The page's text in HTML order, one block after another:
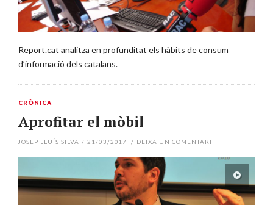
Report.cat analitza en profunditat els hàbits de consum
d’informació dels catalans.
CRÒNICA
Aprofitar el mòbil
JOSEP LLUÍS SILVA / 21/03/2017 / DEIXA UN COMENTARI